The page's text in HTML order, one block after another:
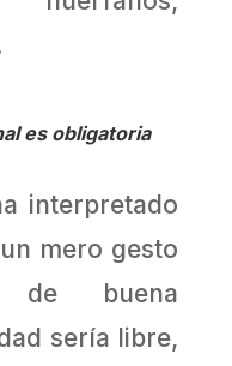
es obligatoria
interpretado
mero gesto
de buena
sería libre,